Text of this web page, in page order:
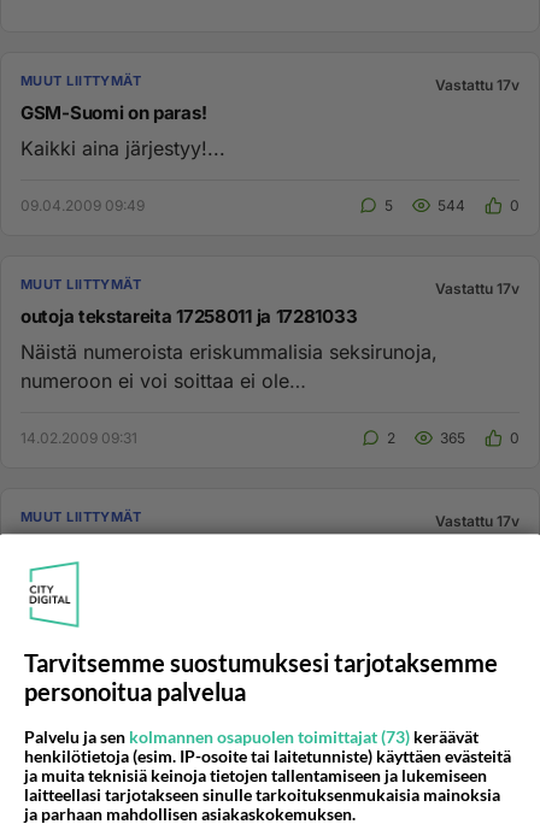
MUUT LIITTYMÄT Vastattu 17v
GSM-Suomi on paras!
Kaikki aina järjestyy!...
09.04.2009 09:49 5 544 0
MUUT LIITTYMÄT Vastattu 17v
outoja tekstareita 17258011 ja 17281033
Näistä numeroista eriskummalisia seksirunoja,
numeroon ei voi soittaa ei ole
14.02.2009 09:31 2 365 0
MUUT LIITTYMÄT Vastattu 17v
http://www.digitoday.fi/mobiili/2009/04/08/gsm-
suomi-homma-jatkuu-toistaiseksi/20099239/66 GSM
08.04.2009 14:17 8 1431
MUUT LIITTYMÄT Vastattu 17v
DNA Prepaid
Ostin juuri dna prepaid-liittymän ja pettymyksekseni
Tarvitsemme suostumuksesi tarjotaksemme
personoitua palvelua
Palvelu ja sen kolmannen osapuolen toimittajat (73) keräävät
henkilötietoja (esim. IP-osoite tai laitetunniste) käyttäen evästeitä
ja muita teknisiä keinoja tietojen tallentamiseen ja lukemiseen
laitteellasi tarjotakseen sinulle tarkoituksenmukaisia mainoksia
ja parhaan mahdollisen asiakaskokemuksen.